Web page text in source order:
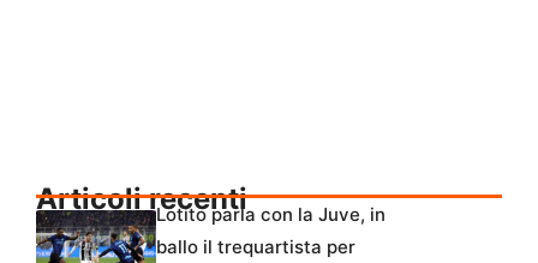
Articoli recentiLotito parla con la Juve, in
ballo il trequartista per